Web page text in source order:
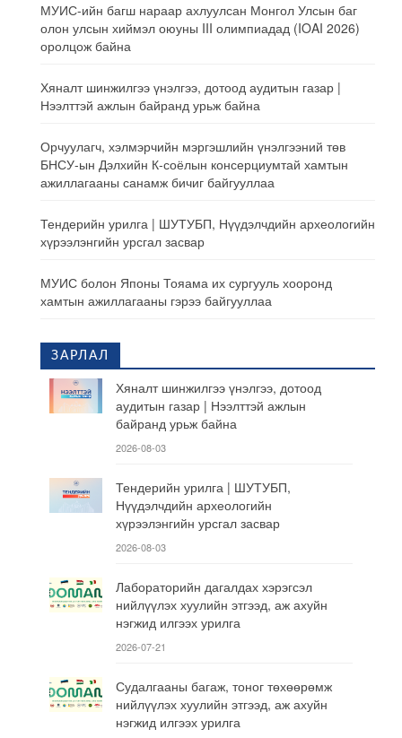
МУИС-ийн багш нараар ахлуулсан Монгол Улсын баг
олон улсын хиймэл оюуны III олимпиадад (IOAI 2026)
оролцож байна
Хяналт шинжилгээ үнэлгээ, дотоод аудитын газар |
Нээлттэй ажлын байранд урьж байна
Орчуулагч, хэлмэрчийн мэргэшлийн үнэлгээний төв
БНСУ-ын Дэлхийн К-соёлын консерциумтай хамтын
ажиллагааны санамж бичиг байгууллаа
Тендерийн урилга | ШУТУБП, Нүүдэлчдийн археологийн
хүрээлэнгийн урсгал засвар
МУИС болон Японы Тояама их сургууль хооронд
хамтын ажиллагааны гэрээ байгууллаа
ЗАРЛАЛ
Хяналт шинжилгээ үнэлгээ, дотоод
аудитын газар | Нээлттэй ажлын
байранд урьж байна
2026-08-03
Тендерийн урилга | ШУТУБП,
Нүүдэлчдийн археологийн
хүрээлэнгийн урсгал засвар
2026-08-03
Лабораторийн дагалдах хэрэгсэл
нийлүүлэх хуулийн этгээд, аж ахуйн
нэгжид илгээх урилга
2026-07-21
Судалгааны багаж, тоног төхөөрөмж
нийлүүлэх хуулийн этгээд, аж ахуйн
нэгжид илгээх урилга